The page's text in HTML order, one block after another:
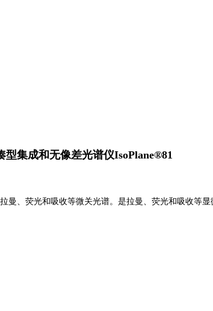
型集成和无像差光谱仪IsoPlane®81
、荧光和吸收等微关光谱。是拉曼、荧光和吸收等显